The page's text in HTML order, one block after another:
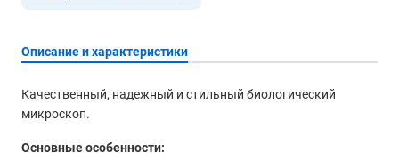
Описание и характеристики
Качественный, надежный и стильный биологический
микроскоп.
Основные особенности: